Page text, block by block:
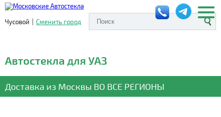
Чусовой | Сменить город
Автостекла для УАЗ
Доставка из Москвы ВО ВСЕ РЕГИОНЫ